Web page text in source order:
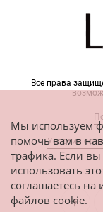
Все права
Условия
Мы используем
помочь вам в
трафика. Если
использовать
соглашаетесь на
файлов cookie.